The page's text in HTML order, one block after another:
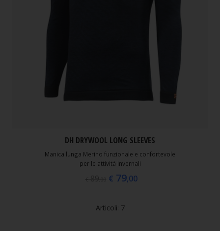
DH DRYWOOL LONG SLEEVES
Manica lunga Merino funzionale e confortevole
per le attività invernali
€ 79,00
Articoli: 7